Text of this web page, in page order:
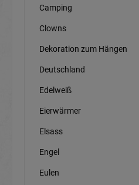
Camping
Clowns
Dekoration zum Hängen
Deutschland
Edelweiß
Eierwärmer
Elsass
Engel
Eulen